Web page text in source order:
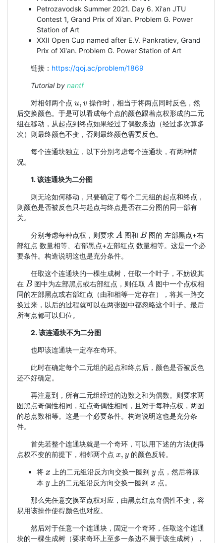
Petrozavodsk Summer 2021. Day 6. Xi'an JTU
Contest 1, Grand Prix of Xi'an. Problem G. Power
Station of Art
XXII Open Cup named after E.V. Pankratiev, Grand
Prix of Xi'an. Problem G. Power Station of Art
链接： https://qoj.ac/problem/1869
Tutorial by nantf
对相邻两个点 u,v
操作时，相当于将两点同时反色，然
后交换颜色。于是可以看成每个点的颜色跟着点权形成的二元
组在移动，从起点到终点如果经过了偶数条边（经过多次算多
次）则最终颜色不变，否则最终颜色需要反色。
每个连通块独立，以下分别考虑每个连通块，有两种情
况。
1. 该连通块为二分图
则无论如何移动，只要确定了每个二元组的起点和终点，
则颜色是否被反色只与起点与终点是否在二分图的同一部有
关。
分别考虑每种点权，则要求 A 图和 B 图的 左部黑点+右
部红点 数量相等、右部黑点+左部红点 数量相等。这是一个必
要条件。构造说明这也是充分条件。
任取这个连通块的一棵生成树，任取一个叶子，不妨设其
在 B 图中为左部黑点或右部红点，则任取 A 图中一个点权相
同的左部黑点或右部红点（由和相等一定存在），将其一路交
换过来，以后的过程就可以在两张图中都忽略这个叶子。最后
所有点都可以归位。
2. 该连通块不为二分图
也即该连通块一定存在奇环。
此时在确定每个二元组的起点和终点后，颜色是否被反色
还不好确定。
再注意到，所有二元组经过的边数之和为偶数。则要求两
图黑点奇偶性相同，红点奇偶性相同，且对于每种点权，两图
的总点数相等。这是一个必要条件。构造说明这也是充分条
件。
首先若整个连通块就是一个奇环，可以用下述的方法使得
点权不变的前提下，相邻两个点 x,y 的颜色反转。
将 x 上的二元组沿反方向交换一圈到 y 点，然后将原
本 y 上的二元组沿反方向交换一圈到x 点。
那么先任意交换至点权对应，由黑点红点奇偶性不变，容
易用该操作使得颜色也对应。
然后对于任意一个连通块，固定一个奇环，任取这个连通
块的一棵生成树（要求奇环上至多一条边不属于该生成树），